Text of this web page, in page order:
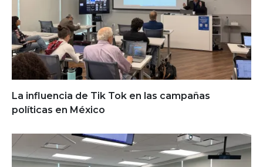
La influencia de Tik Tok en las campañas
políticas en México